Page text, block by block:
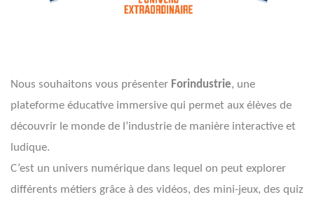
Nous souhaitons vous présenter Forindustrie, une
plateforme éducative immersive qui permet aux élèves de
découvrir le monde de l’industrie de manière interactive et
ludique.
C’est un univers numérique dans lequel on peut explorer
différents métiers grâce à des vidéos, des mini-jeux, des quiz